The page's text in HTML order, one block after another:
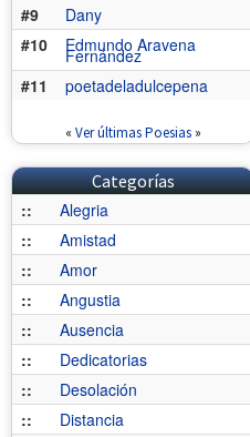
#9
Dany
#10
Edmundo Aravena
Fernández
#11
poetadeladulcepena
« Ver últimas Poesias»
Categorías
::
Alegria
::
Amistad
::
Amor
::
Angustia
::
Ausencia
::
Dedicatorias
::
Desolación
::
Distancia